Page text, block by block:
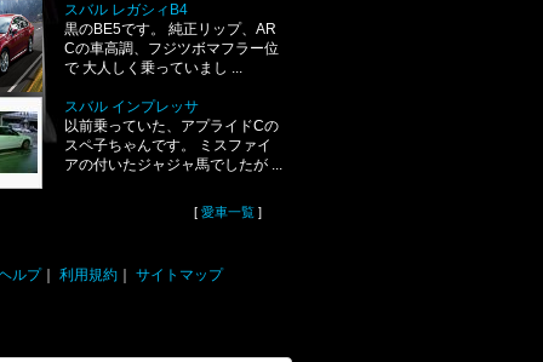
スバル レガシィB4
黒のBE5です。 純正リップ、AR
Cの車高調、フジツボマフラー位
で 大人しく乗っていまし ...
スバル インプレッサ
以前乗っていた、アプライドCの
スペ子ちゃんです。 ミスファイ
アの付いたジャジャ馬でしたが ...
[ 愛車一覧 ]
ルプ｜ 利用規約 サイトマップ